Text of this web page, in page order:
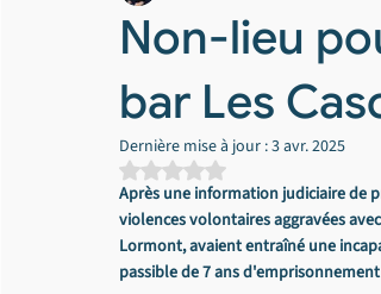
Non-lieu
bar Les
Dernière mise à jour :3 avr. 2025
Noté NaN étoiles sur 5.
Après une information judiciaire de
violences volontaires aggravées
Lormont, avaient entraîné une
passible de 7 ans